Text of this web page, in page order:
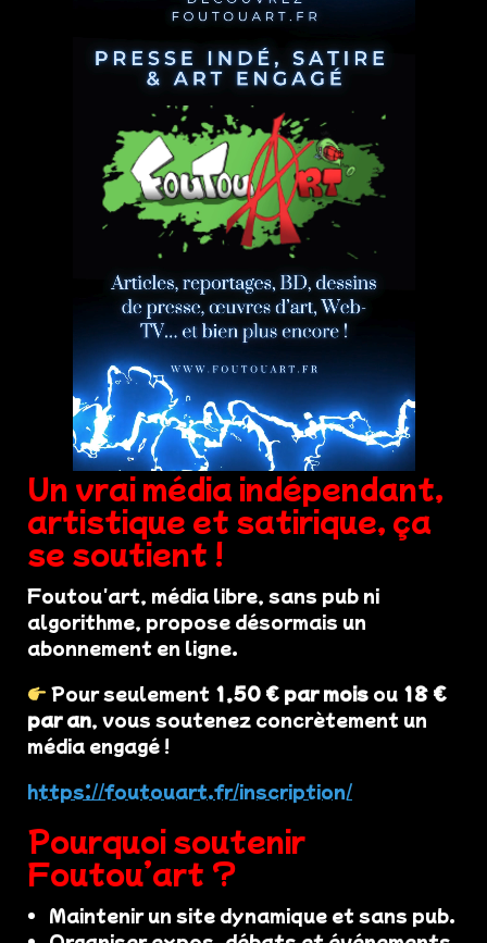
Un vrai média indépendant,
artistique et satirique, ça
se soutient !
Foutou'art, média libre, sans pub ni
algorithme, propose désormais un
abonnement en ligne.
Pour seulement 1,50 € par mois ou 18 €
par an, vous soutenez concrètement un
média engagé !
https://foutouart.fr/inscription/
Pourquoi soutenir
Foutou’art ?
Maintenir un site dynamique et sans pub.